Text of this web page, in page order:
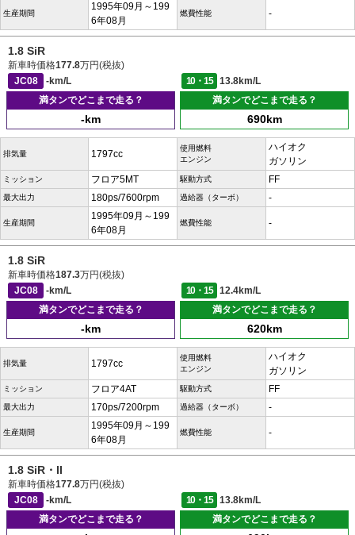
生産期間
1995年09月～199
6年08月
燃費性能 -
1.8 SiR
新車時価格177.8万円(税抜)
JC08
-km/L 10・15
13.8km/L
満タンでどこまで走る？
-km
満タンでどこまで走る？
690km
排気量 1797cc
使用燃料
エンジン
ハイオク
ガソリン
ミッション フロア5MT 駆動方式 FF
最大出力 180ps/7600rpm 過給器（ターボ） -
生産期間
1995年09月～199
6年08月
燃費性能 -
1.8 SiR
新車時価格187.3万円(税抜)
JC08
-km/L 10・15
12.4km/L
満タンでどこまで走る？
-km
満タンでどこまで走る？
620km
排気量 1797cc
使用燃料
エンジン
ハイオク
ガソリン
ミッション フロア4AT 駆動方式 FF
最大出力 170ps/7200rpm 過給器（ターボ） -
生産期間
1995年09月～199
6年08月
燃費性能 -
1.8 SiR・II
新車時価格177.8万円(税抜)
JC08
-km/L 10・15
13.8km/L
満タンでどこまで走る？
満タンでどこまで走る？